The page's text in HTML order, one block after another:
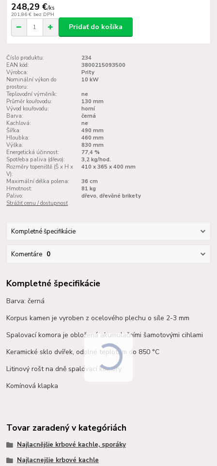
248,29 €/ks
201,86 € bez DPH
Pridať do košíka
Číslo produktu:
234
EAN kód:
3800215093500
Výrobca:
Prity
Nominální výkon do
prostoru:
10 kW
Teplovodní výměník:
ne
Průměr kouřovodu:
130 mm
Vývod kouřovodu:
horní
Barva:
černá
Kachlová:
ne
Šířka:
490 mm
Hloubka:
460 mm
Výška:
830 mm
Energetická účinnost:
77,4 %
Spotřeba paliva (dřevo):
3,2 kg/hod.
Rozměry topeniště (Š x H x
V):
410 x 365 x 400 mm
Maximální délka polena:
36 cm
Hmotnost:
81 kg
Palivo:
dřevo, dřevěné brikety
Strážiť cenu / dostupnosť
Kompletné špecifikácie
Komentáre 0
Kompletné špecifikácie
Barva: černá
Korpus kamen je vyroben z ocelového plechu o síle 2-3 mm
Spalovací komora je obložená akumulačními šamotovýmicihlami
Keramické sklo dvířek, odolné teplotám do 850 °C
Litinový rošt na dně spalovací komory
Komínová klapka
Tovar zaradený v kategóriách
Najlacnějšie krbové kachle, sporáky
Najlacnejšie krbové kachle